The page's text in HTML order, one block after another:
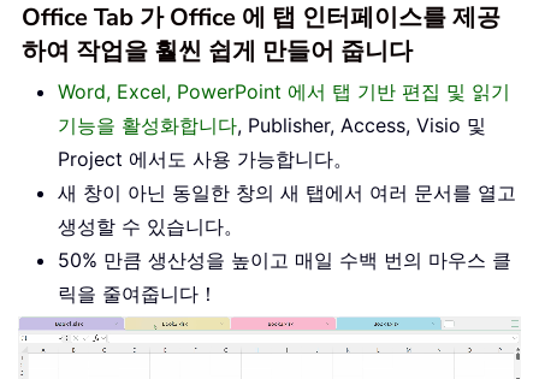
Office Tab 가 Office 에 탭 인터페이스를 제공
하여 작업을 훨씬 쉽게 만들어 줍니다
Word, Excel, PowerPoint 에서 탭 기반 편집 및 읽기
기능을 활성화합니다, Publisher, Access, Visio 및
Project 에서도 사용 가능합니다。
새 창이 아닌 동일한 창의 새 탭에서 여러 문서를 열고
생성할 수 있습니다。
50% 만큼 생산성을 높이고 매일 수백 번의 마우스 클
릭을 줄여줍니다！